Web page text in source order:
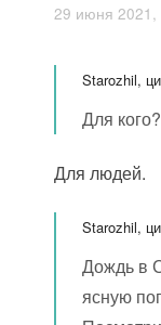
29 июня 2021,
Starozhil,
Для кого?
Для людей.
Starozhil,
Дождь в
ясную